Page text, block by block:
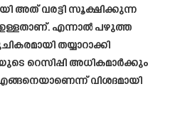
അത് വരട്ടി സൂക്ഷിക്കുന്ന
ഉള്ളതാണ്. എന്നാൽ പഴുത്ത
തയ്യാറാക്കി
റെസിപ്പി അധികമാർക്കും
വിശദമായി